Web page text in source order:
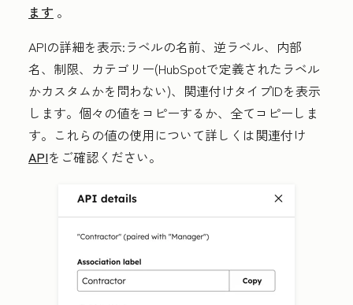
ます 。
APIの詳細を表示:ラベルの名前、逆ラベル、内部
名、制限、カテゴリー(HubSpotで定義されたラベル
かカスタムかを問わない)、関連付けタイプIDを表示
します。個々の値をコピーするか、全てコピーしま
す。これらの値の使用について詳しくは関連付け
APIをご確認ください。